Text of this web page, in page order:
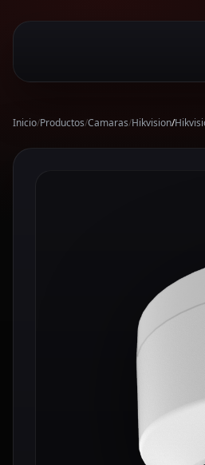
Inicio/Productos/Camaras/Hikvision/